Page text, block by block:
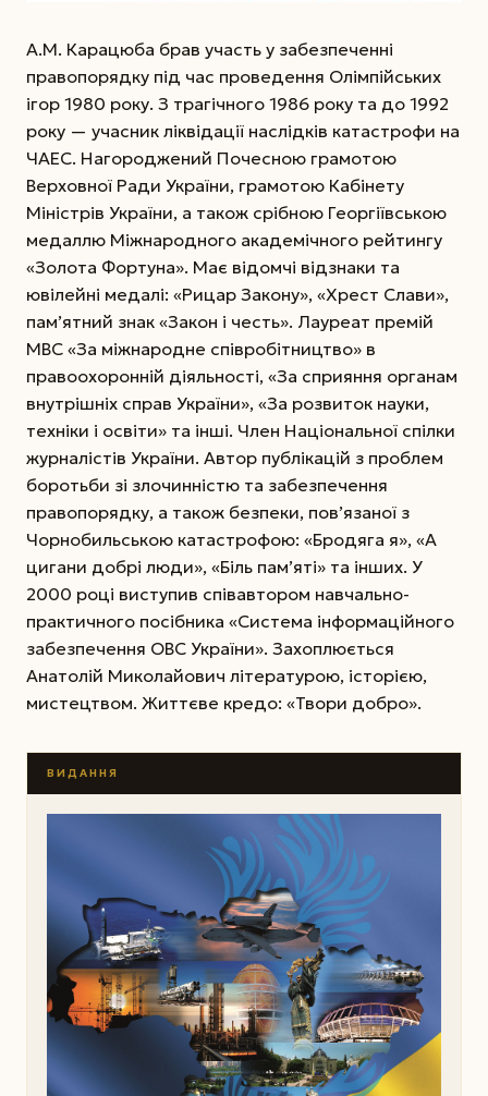
А.М. Карацюба брав участь у забезпеченні
правопорядку під час проведення Олімпійських
ігор 1980 року. З трагічного 1986 року та до 1992
року — учасник ліквідації наслідків катастрофи на
ЧАЕС. Нагороджений Почесною грамотою
Верховної Ради України, грамотою Кабінету
Міністрів України, а також срібною Георгіївською
медаллю Міжнародного академічного рейтингу
«Золота Фортуна». Має відомчі відзнаки та
ювілейні медалі: «Рицар Закону», «Хрест Слави»,
пам’ятний знак «Закон і честь». Лауреат премій
МВС «За міжнародне співробітництво» в
правоохоронній діяльності, «За сприяння органам
внутрішніх справ України», «За розвиток науки,
техніки і освіти» та інші. Член Національної спілки
журналістів України. Автор публікацій з проблем
боротьби зі злочинністю та забезпечення
правопорядку, а також безпеки, пов’язаної з
Чорнобильською катастрофою: «Бродяга я», «А
цигани добрі люди», «Біль пам’яті» та інших. У
2000 році виступив співавтором навчально-
практичного посібника «Система інформаційного
забезпечення ОВС України». Захоплюється
Анатолій Миколайович літературою, історією,
мистецтвом. Життєве кредо: «Твори добро».
ВИДАННЯ